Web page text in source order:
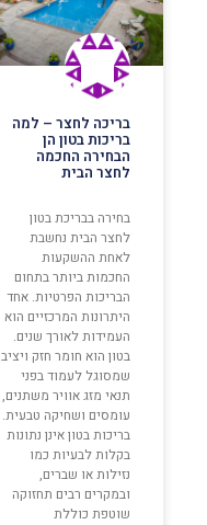
בריכה לחצר – למה
בריכות בטון הן
הבחירה החכמה
לחצר הבית
בחירה בבריכת בטון
לחצר הבית נחשבת
לאחת ההשקעות
החכמות ביותר בתחום
הבריכות הפרטיות. אחד
היתרונות המרכזיים הוא
העמידות לאורך שנים.
בטון הוא חומר חזק ויציב
שמסוגל לעמוד בפני
תנאי מזג אוויר משתנים,
עומסים ושחיקה טבעית.
בריכות בטון אינן נתונות
בקלות לבעיות כמו
נזילות או שברים,
ובמקרים רבים תחזוקה
שוטפת כוללת